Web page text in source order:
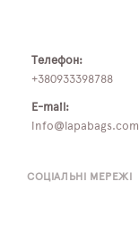
СОЦІАЛЬНІ МЕРЕЖІ
Телефон:
+380933398788
E-mail:
info@lapabags.com